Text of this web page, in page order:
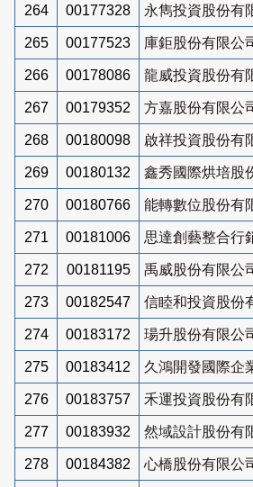
264 00177328 永雋投資股份有
265 00177523 庫鉅股份有限公
266 00178086 龍威投資股份有
267 00179352 方嘉股份有限公
268 00180098 啟祥投資股份有
269 00180132 鑫秀國際烘培股
270 00180766 能轉數位股份有
271 00181006 思達創藝整合行
272 00181195 禹威股份有限公
273 00182547 信睦和投資股份
274 00183172 瑒升股份有限公
275 00183412 久鴻開發國際企
276 00183757 禾運投資股份有
277 00183932 然域設計股份有
278 00184382 心橋股份有限公